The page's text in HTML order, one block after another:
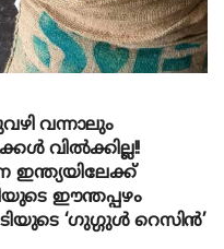
വന്നാലും
വിൽക്കില്ല!!
ഇന്ത്യയിലേക്ക്
ഈന്തപ്പഴം
‘ഗുഗ്ഗുൾ റെസിൻ’